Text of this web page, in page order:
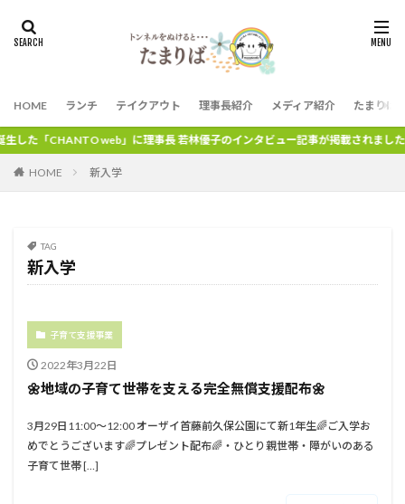
HOME ランチ テイクアウト 理事長紹介 メディア紹介 たまりば
「CHANTO web」に理事長 若林優子のインタビュー記事が掲載されました。
HOME 新入学
TAG
新入学
子育て支援事業
2022年3月22日
🌼地域の子育て世帯を支える完全無償支援配布🌼
3月29日11:00～12:00 オーザイ首藤前久保公園にて新1年生🌈ご入学お
めでとうございます🌈プレゼント配布🌈・ひとり親世帯・障がいのある
子育て世帯 […]